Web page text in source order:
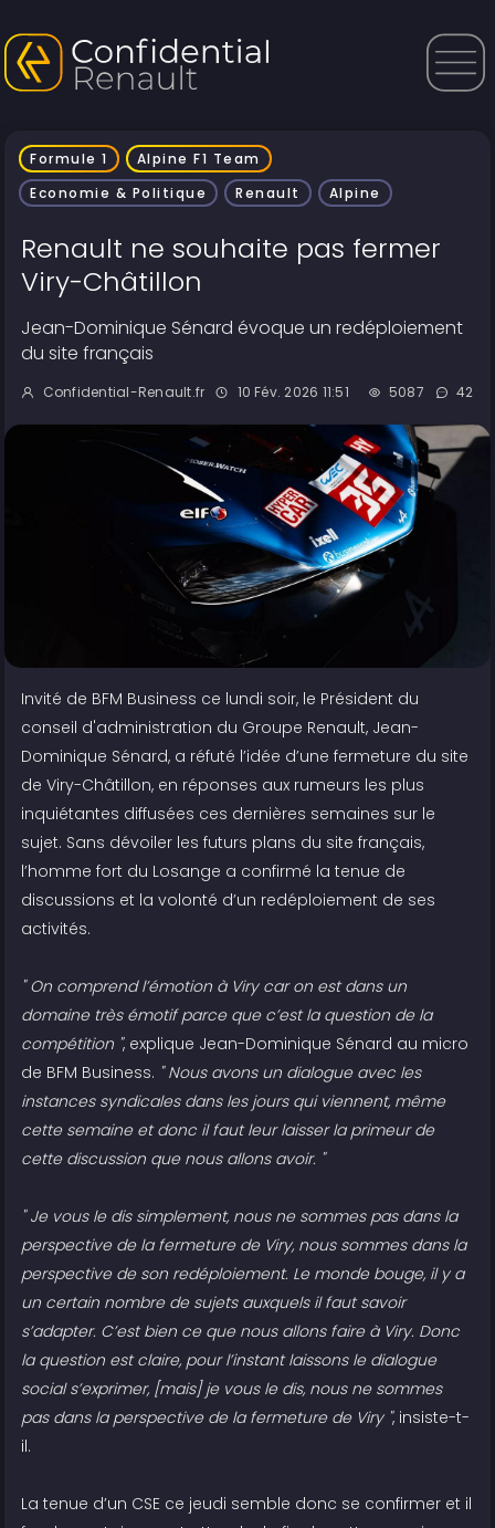
Formule 1
Alpine F1 Team
Economie & Politique
Renault Alpine
Renault ne souhaite pas fermer
Viry-Châtillon
Jean-Dominique Sénard évoque un redéploiement
du site français
Confidential-Renault.fr 10 Fév. 2026 11:51 5087 42
Invité de BFM Business ce lundi soir, le Président du
conseil d'administration du Groupe Renault, Jean-
Dominique Sénard, a réfuté l’idée d’une fermeture du site
de Viry-Châtillon, en réponses aux rumeurs les plus
inquiétantes diffusées ces dernières semaines sur le
sujet. Sans dévoiler les futurs plans du site français,
l’homme fort du Losange a confirmé la tenue de
discussions et la volonté d’un redéploiement de ses
activités.
" On comprend l’émotion à Viry car on est dans un
domaine très émotif parce que c’est la question de la
compétition ", explique Jean-Dominique Sénard au micro
de BFM Business. " Nous avons un dialogue avec les
instances syndicales dans les jours qui viennent, même
cette semaine et donc il faut leur laisser la primeur de
cette discussion que nous allons avoir. "
" Je vous le dis simplement, nous ne sommes pas dans la
perspective de la fermeture de Viry, nous sommes dans la
perspective de son redéploiement. Le monde bouge, il y a
un certain nombre de sujets auxquels il faut savoir
s’adapter. C’est bien ce que nous allons faire à Viry. Donc
la question est claire, pour l’instant laissons le dialogue
social s’exprimer, [mais] je vous le dis, nous ne sommes
pas dans la perspective de la fermeture de Viry ", insiste-t-
il.
La tenue d’un CSE ce jeudi semble donc se confirmer et il